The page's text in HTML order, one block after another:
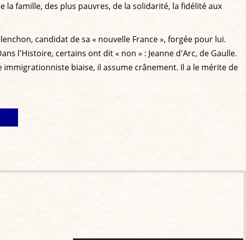
la famille, des plus pauvres, de la solidarité, la fidélité aux
candidat de sa « nouvelle France », forgée pour lui.
l'Histoire, certains ont dit « non » : Jeanne d'Arc, de Gaulle.
biaise, il assume crânement. Il a le mérite de